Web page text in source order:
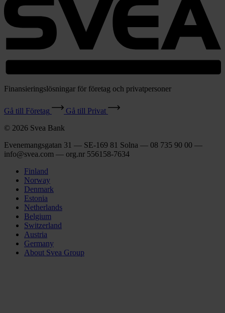
Finansieringslösningar för företag och privatpersoner
Gå till Företag
Gå till Privat
© 2026 Svea Bank
Evenemangsgatan 31 — SE-169 81 Solna — 08 735 90 00 —
info@svea.com — org.nr 556158‑7634
Finland
Norway
Denmark
Estonia
Netherlands
Belgium
Switzerland
Austria
Germany
About Svea Group